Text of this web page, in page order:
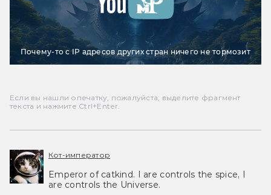
Почему-то с IP адресов других стран ничего не тормозит
Если вы нашли опечатку, пожалуйста, выделите фрагмент
текста и нажмите Ctrl+Enter.
Кот-император
Emperor of catkind. I are controls the spice, I
are controls the Universe.